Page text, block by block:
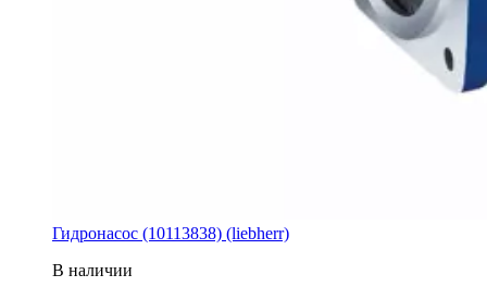
Гидронасос (10113838) (liebherr)
В наличии